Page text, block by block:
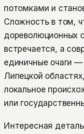
потомками и
Сложность в том,
дореволюционных
встречается, а
единичные очаги
Липецкой
локальное
или
Интересная